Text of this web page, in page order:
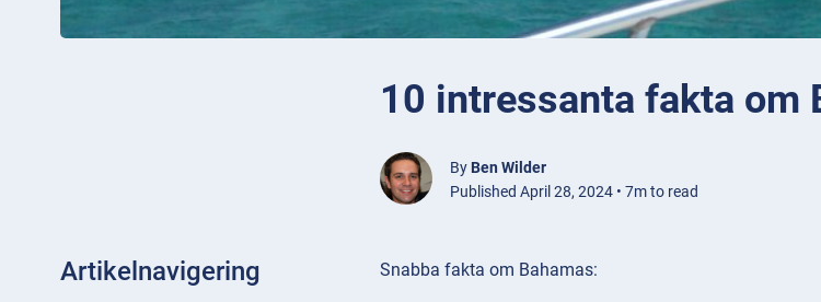
10 intressanta fakta om
By Ben Wilder
Published April 28, 2024 • 7m to read
Artikelnavigering Snabba fakta om Bahamas: